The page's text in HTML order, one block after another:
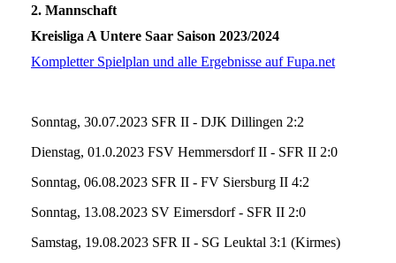
2. Mannschaft
Kreisliga A Untere Saar Saison 2023/2024
Kompletter Spielplan und alle Ergebnisse auf Fupa.net
Sonntag, 30.07.2023 SFR II - DJK Dillingen 2:2
Dienstag, 01.0.2023 FSV Hemmersdorf II - SFR II 2:0
Sonntag, 06.08.2023 SFR II - FV Siersburg II 4:2
Sonntag, 13.08.2023 SV Eimersdorf - SFR II 2:0
Samstag, 19.08.2023 SFR II - SG Leuktal 3:1 (Kirmes)